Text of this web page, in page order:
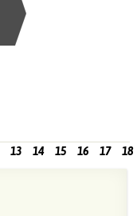
13 14 15 16 17 18